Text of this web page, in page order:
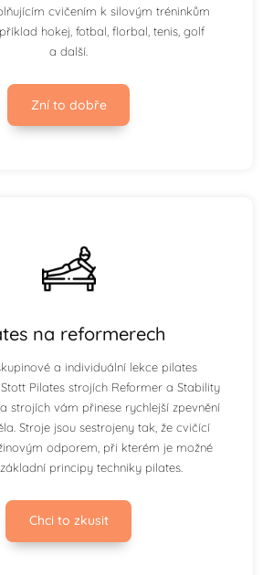
cvičením k silovým tréninkům
hokej, fotbal, florbal, tenis, golf
a další.
Zní to dobře
na reformerech
a individuální lekce pilates
Pilates strojích Reformer a Stability
strojích vám přinese rychlejší zpevnění
Stroje jsou sestrojeny tak, že cvičící
odporem, při kterém je možné
principy techniky pilates.
Chci to zkusit